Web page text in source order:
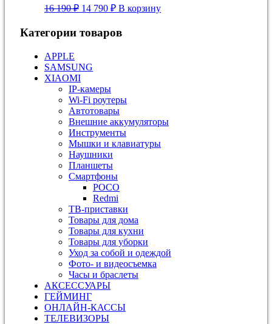
16 190₽ Первоначальная
16
14 790 ₽Текущая
цена:
В корзину
Категории товаров
APPLE
SAMSUNG
XIAOMI
IP-камеры
Wi-Fi роутеры
Автотовары
Внешние аккумуляторы
Инструменты
Мышки и клавиатуры
Наушники
Планшеты
Смартфоны
POCO
Redmi
ТВ-приставки
Товары для дома
Товары для кухни
Товары для уборки
Уход за собой и одеждой
Фото- и видеосъемка
Часы и браслеты
АКСЕССУАРЫ
ГЕЙМИНГ
ОНЛАЙН-КАССЫ
ТЕЛЕВИЗОРЫ